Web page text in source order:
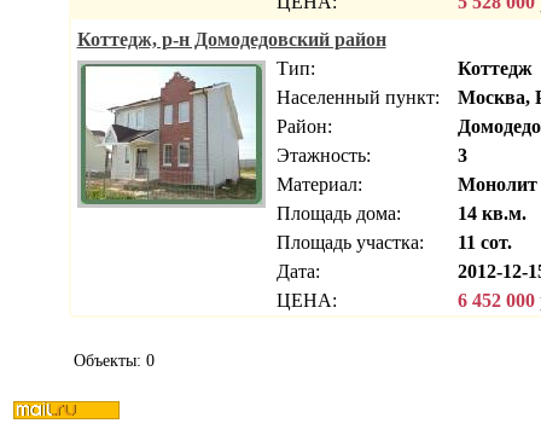
Коттедж, р-н Домодедовский район
Тип:
Коттедж
Населенный пункт:
Москва,
Район:
Этажность:
3
Материал:
Монолит
Площадь дома:
14 кв.м.
Площадь участка:
11 сот.
Дата:
2012-12-
ЦЕНА:
6 452 000
Объекты: 0